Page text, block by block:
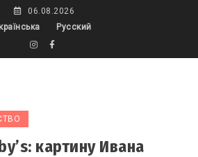
06.08.2026
Русский
картину Ивана